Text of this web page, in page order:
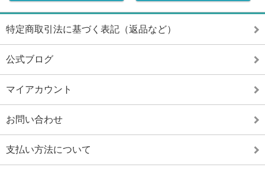
特定商取引法に基づく表記（返品など）
公式ブログ
マイアカウント
お問い合わせ
支払い方法について